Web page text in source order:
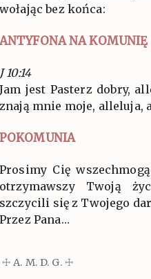
wołając bez końca:
ANTYFONA NA KOMUNIĘ
J 10:14
Jam jest Pasterz dobry,
znają mnie moje, alleluja,
POKOMUNIA
Prosimy Cię
otrzymawszy Twoją
szczycili się z Twojego
Przez Pana…
☩ A. M. D. G. ☩